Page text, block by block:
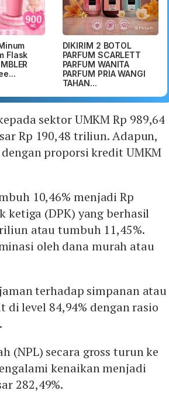
Flask
DIKIRIM 2 BOTOL
PARFUM SCARLETT
PARFUM WANITA
PARFUM PRIA WANGI
TAHAN...
sektor UMKM Rp 989,64
Rp 190,48 triliun. Adapun,
proporsi kredit UMKM
10,46% menjadi Rp
ketiga (DPK) yang berhasil
atau tumbuh 11,45%.
oleh dana murah atau
terhadap simpanan atau
level 84,94% dengan rasio
(NPL) secara gross turun ke
kenaikan menjadi
282,49%.